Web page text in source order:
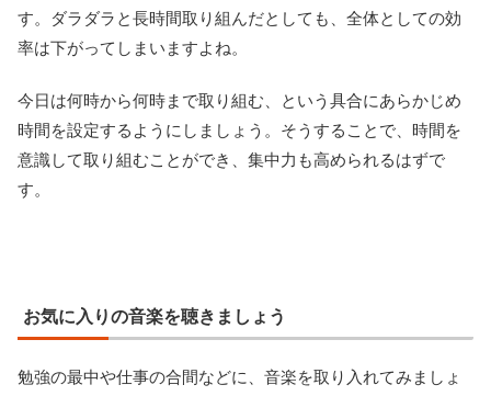
す。ダラダラと長時間取り組んだとしても、全体としての効
率は下がってしまいますよね。
今日は何時から何時まで取り組む、という具合にあらかじめ
時間を設定するようにしましょう。そうすることで、時間を
意識して取り組むことができ、集中力も高められるはずで
す。
お気に入りの音楽を聴きましょう
勉強の最中や仕事の合間などに、音楽を取り入れてみましょ